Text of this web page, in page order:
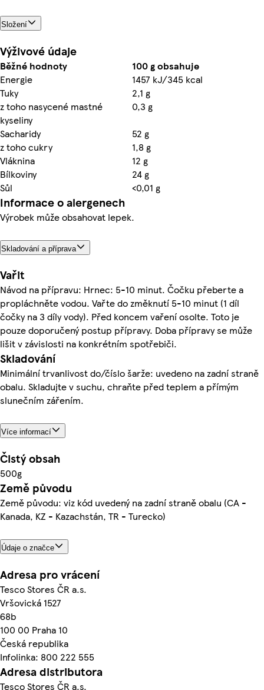
Složení
Výživové údaje
Běžné hodnoty
100 g obsahuje
Energie
1457 kJ/345 kcal
Tuky
2,1 g
z toho nasycené mastné
kyseliny
0,3 g
Sacharidy
52 g
z toho cukry
1,8 g
Vláknina
12 g
Bílkoviny
24 g
Sůl
<0,01 g
Informace o alergenech
Výrobek může obsahovat lepek.
Skladování a příprava
Vařit
Návod na přípravu: Hrnec: 5-10 minut. Čočku přeberte a
propláchněte vodou. Vařte do změknutí 5-10 minut (1 díl
čočky na 3 díly vody). Před koncem vaření osolte. Toto je
pouze doporučený postup přípravy. Doba přípravy se může
lišit v závislosti na konkrétním spotřebiči.
Skladování
Minimální trvanlivost do/číslo šarže: uvedeno na zadní straně
obalu. Skladujte v suchu, chraňte před teplem a přímým
slunečním zářením.
Více informací
Čistý obsah
500g
Země původu
Země původu: viz kód uvedený na zadní straně obalu (CA -
Kanada, KZ - Kazachstán, TR - Turecko)
Údaje o značce
Adresa pro vrácení
Tesco Stores ČR a.s.
Vršovická 1527
68b
100 00 Praha 10
Česká republika
Infolinka: 800 222 555
Adresa distributora
Tesco Stores ČR a.s.